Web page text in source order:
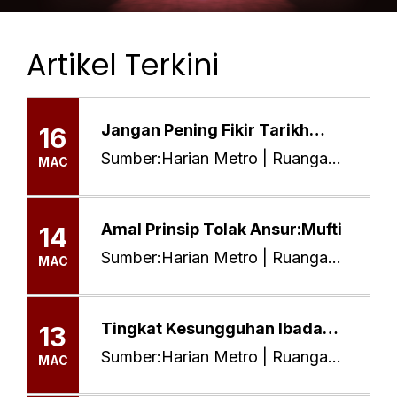
Artikel Terkini
10 Mac 2026 Pautan:...
MAC
belek media sosial
Sumber:Harian Metro | Ruangan:
16
MAC
Jangan Pening Fikir Tarikh
Raya
Sumber:Harian Metro | Ruangan:
14
MAC
Amal Prinsip Tolak Ansur:Mufti
Sumber:Harian Metro | Ruangan:
13
MAC
Tingkat Kesungguhan Ibadah
Pada 10 Terakhir Ramadan
Sumber:Harian Metro | Ruangan: